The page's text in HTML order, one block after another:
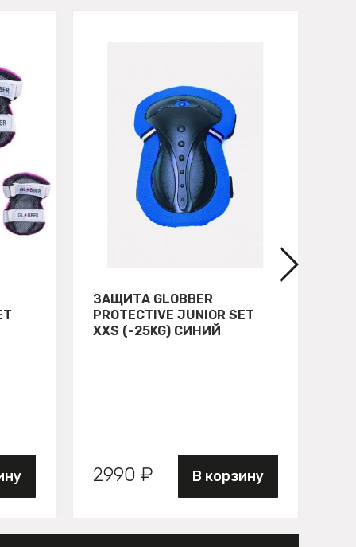
ЗАЩИТА GLOBBER
PROTECTIVE JUNIOR SET
XXS (-25KG) СИНИЙ
2990 ₽ В корзину